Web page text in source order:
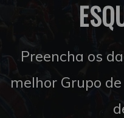
Preencha os
melhor Grupo